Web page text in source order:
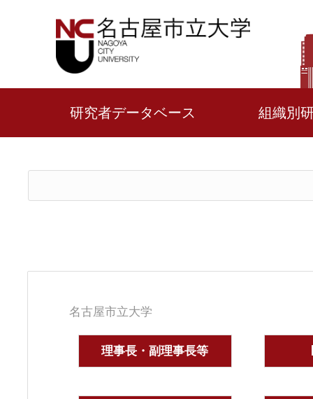
研究者データベース 組織別
名古屋市立大学
理事長・副理事長等